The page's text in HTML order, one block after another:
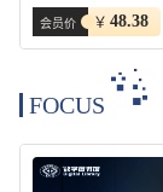
会员价 ￥ 48.38
FOCUS